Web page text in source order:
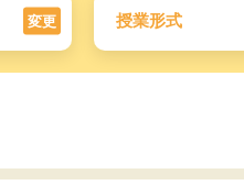
変更 授業形式